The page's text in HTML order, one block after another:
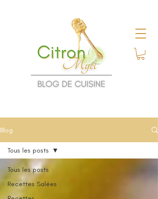
Blog
Tous les posts
Recettes Salées
Tous les posts